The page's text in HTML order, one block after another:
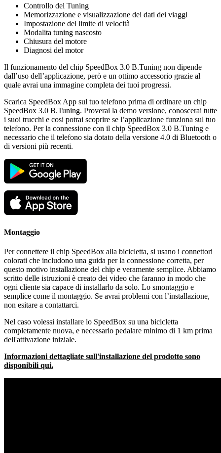
Controllo del Tuning
Memorizzazione e visualizzazione dei dati dei viaggi
Impostazione del limite di velocità
Modalita tuning nascosto
Chiusura del motore
Diagnosi del motor
Il funzionamento del chip SpeedBox 3.0 B.Tuning non dipende
dall’uso dell’applicazione, però e un ottimo accessorio grazie al
quale avrai una immagine completa dei tuoi progressi.
Scarica SpeedBox App sul tuo telefono prima di ordinare un chip
SpeedBox 3.0 B.Tuning. Proverai la demo versione, conoscerai tutte
i suoi trucchi e cosi potrai scoprire se l’applicazione funziona sul tuo
telefono. Per la connessione con il chip SpeedBox 3.0 B.Tuning e
necessario che il telefono sia dotato della versione 4.0 di Bluetooth o
di versioni più recenti.
Montaggio
Per connettere il chip SpeedBox alla bicicletta, si usano i connettori
colorati che includono una guida per la connessione corretta, per
questo motivo installazione del chip e veramente semplice. Abbiamo
scritto delle istruzioni è creato dei video che faranno in modo che
ogni cliente sia capace di installarlo da solo. Lo smontaggio e
semplice come il montaggio. Se avrai problemi con l’installazione,
non esitare a contattarci.
Nel caso volessi installare lo SpeedBox su una bicicletta
completamente nuova, e necessario pedalare minimo di 1 km prima
dell'attivazione iniziale.
Informazioni dettagliate sull'installazione del prodotto sono
disponibili qui.